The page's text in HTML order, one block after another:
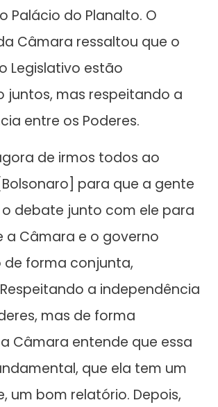
Palácio do Planalto. O
Câmara ressaltou que o
Legislativo estão
juntos, mas respeitando a
entre os Poderes.
de irmos todos ao
para que a gente
debate junto com ele para
a Câmara e o governo
forma conjunta,
a independência
mas de forma
Câmara entende que essa
que ela tem um
um bom relatório. Depois,